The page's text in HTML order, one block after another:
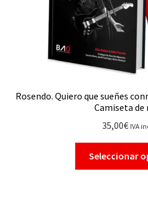
Rosendo. Quiero que sueñes
Camiseta de
35,00€ IVA
Seleccionar